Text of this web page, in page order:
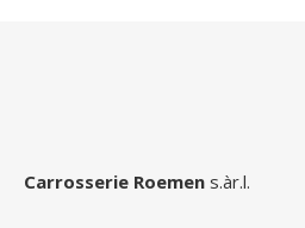
Carrosserie Roemen s.àr.l.